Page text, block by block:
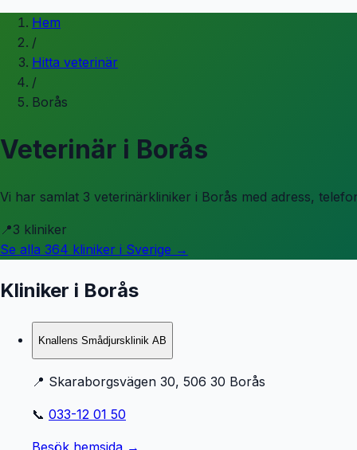
Hem
/
Hitta veterinär
/
Borås
Veterinär i Borås
Vi har samlat 3 veterinärkliniker i Borås med adress,
📍3 kliniker
Se alla 364 kliniker i Sverige →
Kliniker i Borås
Knallens Smådjursklinik AB
📍 Skaraborgsvägen 30, 506 30 Borås
📞 033-12 01 50